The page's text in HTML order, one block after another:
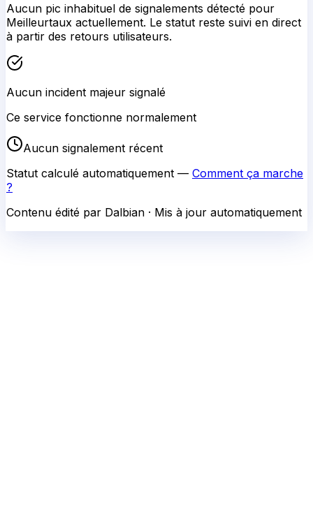
Aucun pic inhabituel de signalements détecté pour
Meilleurtaux actuellement. Le statut reste suivi en direct
à partir des retours utilisateurs.
Aucun incident majeur signalé
Ce service fonctionne normalement
Aucun signalement récent
Statut calculé automatiquement — Comment ça marche
?
Contenu édité par Dalbian · Mis à jour automatiquement